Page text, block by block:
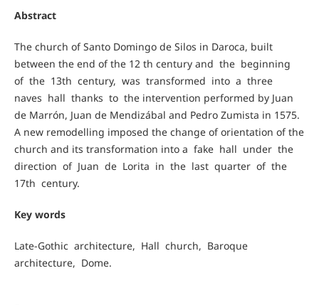
Abstract
The church of Santo Domingo de Silos in Daroca, built
between the end of the 12 th century and the beginning
of the 13th century, was transformed into a three
naves hall thanks to the intervention performed by Juan
de Marrón, Juan de Mendizábal and Pedro Zumista in 1575.
A new remodelling imposed the change of orientation of the
church and its transformation into a fake hall under the
direction of Juan de Lorita in the last quarter of the
17th century.
Key words
Late-Gothic architecture, Hall church, Baroque
architecture, Dome.